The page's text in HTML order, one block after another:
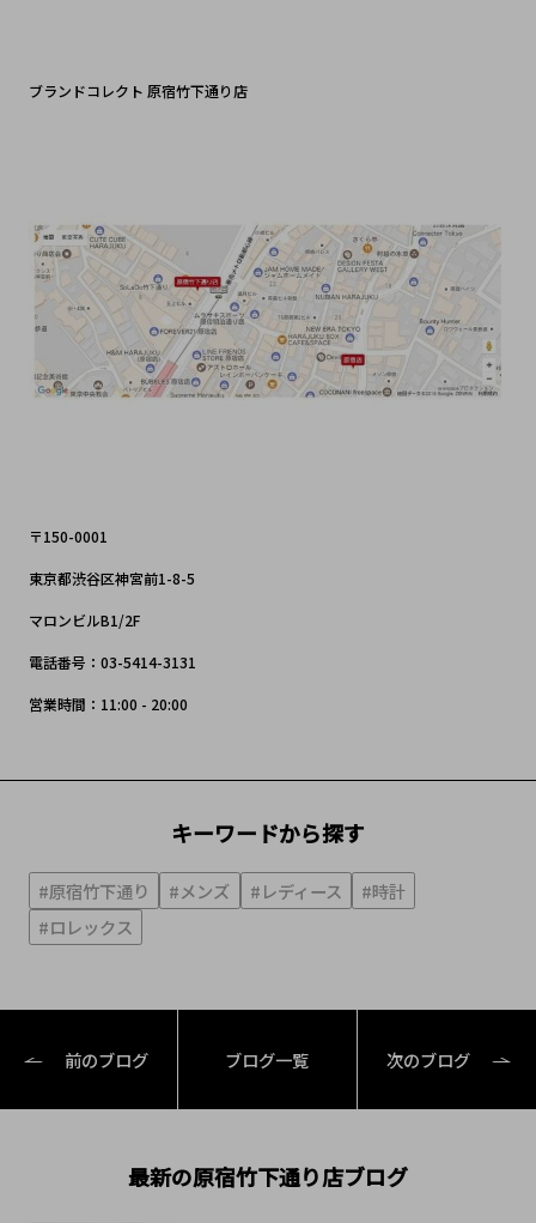
ブランドコレクト 原宿竹下通り店
〒150-0001
東京都渋谷区神宮前1-8-5
マロンビルB1/2F
電話番号：03-5414-3131
営業時間：11:00 - 20:00
キーワードから探す
#原宿竹下通り #メンズ #レディース
#時計
#ロレックス
前のブログ ブログ一覧 次のブログ
最新の原宿竹下通り店ブログ